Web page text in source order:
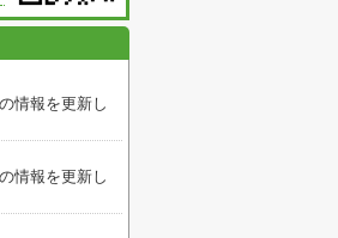
の情報を更新し
の情報を更新し